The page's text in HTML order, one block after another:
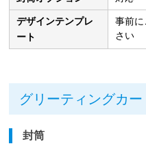
デザインテンプレ
ート
事前
さい
グリーティングカ
封筒